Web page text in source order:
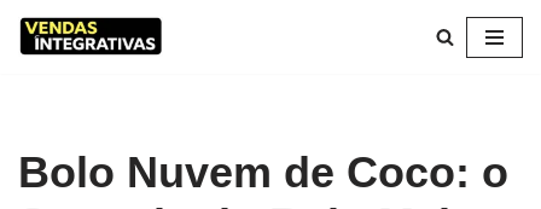
conteúdo
Bolo Nuvem de Coco: o